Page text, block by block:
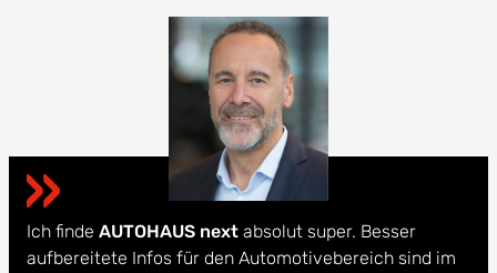
Ich finde AUTOHAUS next absolut super. Besser
aufbereitete Infos für den Automotivebereich sind im